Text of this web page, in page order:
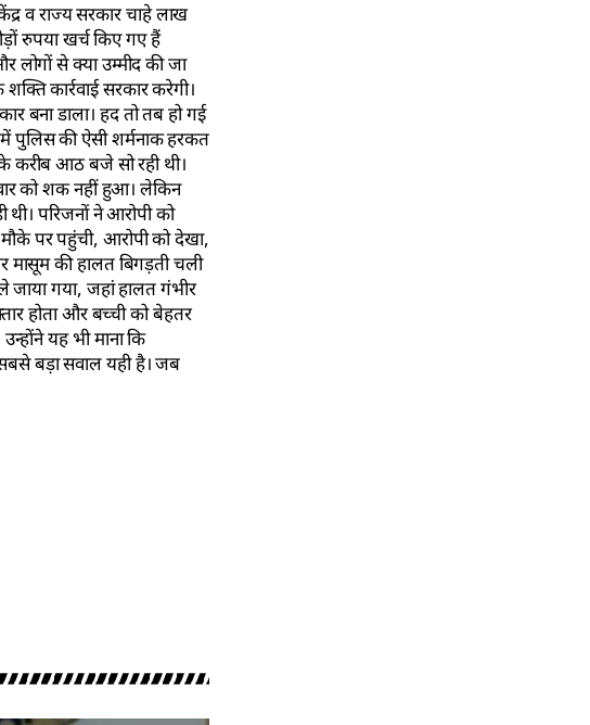
व राज्य सरकार चाहे लाख
रुपया खर्च किए गए हैं
लोगों से क्या उम्मीद की जा
कार्रवाई सरकार करेगी।
बना डाला। हद तो तब हो गई
में पुलिस की ऐसी शर्मनाक हरकत
करीब आठ बजे सो रही थी।
को शक नहीं हुआ। लेकिन
परिजनों ने आरोपी को
पर पहुंची, आरोपी को देखा,
मासूम की हालत बिगड़ती चली
गया, जहां हालत गंभीर
होता और बच्ची को बेहतर
यह भी माना कि
बड़ा सवाल यही है। जब